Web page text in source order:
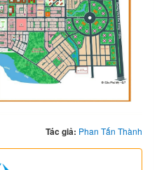
Tác giả: Phan Tấn Thành